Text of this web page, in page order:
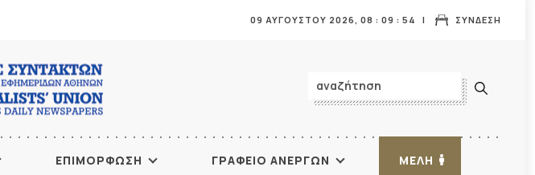
ΣΥΝΔΕΣΗ
09 ΑΥΓΟΥΣΤΟΥ 2026, 08 : 09 : 55
ΕΠΙΜΟΡΦΩΣΗ ΓΡΑΦΕΙΟ ΑΝΕΡΓΩΝ ΜΕΛΗ